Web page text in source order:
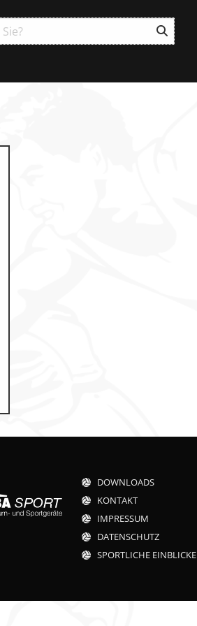
DOWNLOADS
KONTAKT
IMPRESSUM
DATENSCHUTZ
SPORTLICHE EINBLICKE